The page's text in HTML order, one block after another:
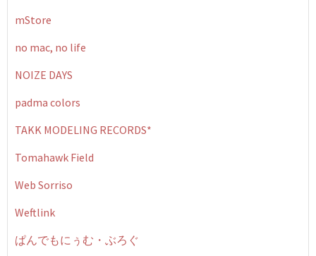
mStore
no mac, no life
NOIZE DAYS
padma colors
TAKK MODELING RECORDS*
Tomahawk Field
Web Sorriso
Weftlink
ぱんでもにぅむ・ぶろぐ